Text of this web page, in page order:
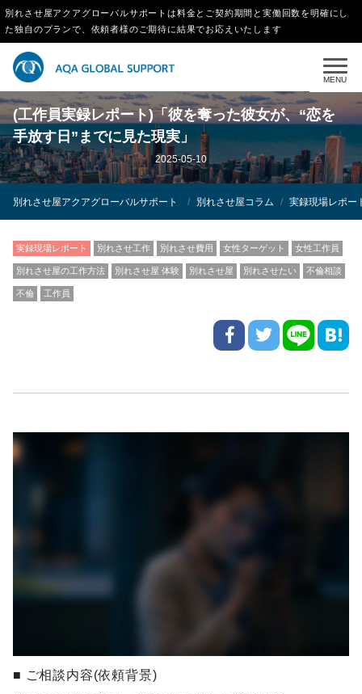
別れさせ屋アクアグローバルサポートは料金とご契約期間と実働回数を明確にし
た独自のプランで、依頼者様のご期待に結果でお応えいたします
MENU
(工作員実録レポート)「彼を奪った彼女が、“恋を
手放す日”までに見た現実」
2025-05-10
別れさせ屋アクアグローバルサポート 別れさせ屋コラム 実録現場レポー
実録現場レポート 別れさせ工作 別れさせ費用 女性ターゲット 女性工作員
別れさせ屋の工作方法 別れさせ屋 体験 別れさせ屋 別れさせたい 不倫相談
不倫 工作員
■ ご相談内容(依頼背景)